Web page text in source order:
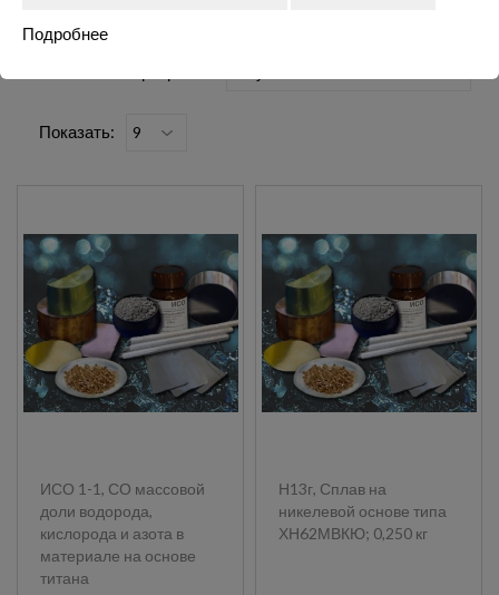
Blog
Показать:
ИСО 1-1, СО массовой
доли водорода,
кислорода и азота в
материале на основе
титана
Н13г, Сплав на
никелевой основе типа
ХН62МВКЮ; 0,250 кг
Подробнее